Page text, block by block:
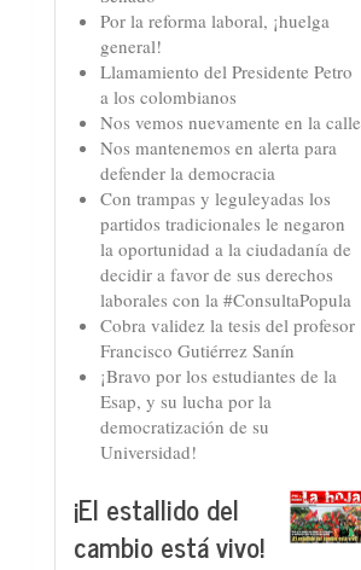
Por la reforma laboral, ¡huelga
general!
Llamamiento del Presidente Petro
a los colombianos
Nos vemos nuevamente en la calle
Nos mantenemos en alerta para
defender la democracia
Con trampas y leguleyadas los
partidos tradicionales le negaron
la oportunidad a la ciudadanía de
decidir a favor de sus derechos
laborales con la #ConsultaPopula
Cobra validez la tesis del profesor
Francisco Gutiérrez Sanín
¡Bravo por los estudiantes de la
Esap, y su lucha por la
democratización de su
Universidad!
¡El estallido del
cambio está vivo!